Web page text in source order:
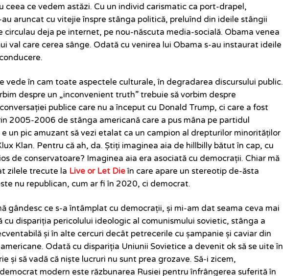
ceea ce vedem astăzi. Cu un individ carismatic ca port-drapel,
aruncat cu vitejie înspre stânga politică, preluînd din ideile stângii
circulau deja pe internet, pe nou-născuta media-socială. Obama venea
val care cerea sânge. Odată cu venirea lui Obama s-au instaurat ideile
vede în cam toate aspectele culturale, în degradarea discursului public.
despre un „inconvenient truth” trebuie să vorbim despre
publice care nu a început cu Donald Trump, ci care a fost
2005-2006 de stânga americană care a pus mâna pe partidul
e un pic amuzant să vezi etalat ca un campion al drepturilor minorităților
Klan. Pentru că ah, da. Știți imaginea aia de hillbilly bătut în cap, cu
de conservatoare? Imaginea aia era asociată cu democrații. Chiar mă
zilele trecute la Live or Let Dieîn care apare un stereotip de-ăsta
nu republican, cum ar fi în 2020, ci democrat.
gândesc ce s-a întâmplat cu democrații, și mi-am dat seama ceva mai
cu dispariția pericolului ideologic al comunismului sovietic, stânga a
și în alte cercuri decât petrecerile cu șampanie și caviar din
Odată cu dispariția Uniunii Sovietice a devenit ok să se uite în
și să vadă că niște lucruri nu sunt prea grozave. Să-i zicem,
modern este răzbunarea Rusiei pentru înfrângerea suferită în